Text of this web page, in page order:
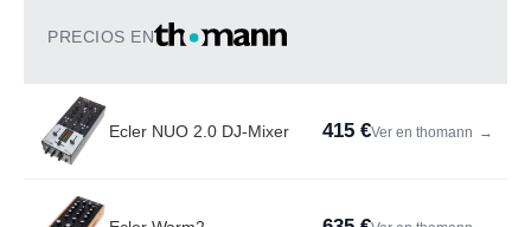
PRECIOS EN
Ecler NUO 2.0 DJ-Mixer 415 €Ver en thomann →